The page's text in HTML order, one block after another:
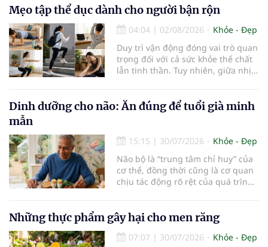
đóng vai trò lọc độc tố, chuyển hóa
thuốc và dự trữ nhiều vitamin,
khoáng chất thiết yếu nhưng cũng
rất dễ bị tổn thương…
Mẹo tập thể dục dành cho người bận rộn
04:04 | 02/08/2026
Khỏe - Đẹp
Duy trì vận động đóng vai trò quan
trọng đối với cả sức khỏe thể chất
lẫn tinh thần. Tuy nhiên, giữa nhịp
cho các hoạt động tập luyện
thường trở thành một thách thức
Dinh dưỡng cho não: Ăn đúng để tuổi già minh
mẫn
15:15 | 30/07/2026
Khỏe - Đẹp
Não bộ là “trung tâm chỉ huy” của
cơ thể, đồng thời cũng là cơ quan
chịu tác động rõ rệt của quá trình
mạnh, có thể góp phần bảo vệ tế
bào thần kinh, duy trì trí nhớ và
giúp NCT sống minh mẫn, tự chủ
Những thực phẩm gây hại cho men răng
07:07 | 30/07/2026
Khỏe - Đẹp